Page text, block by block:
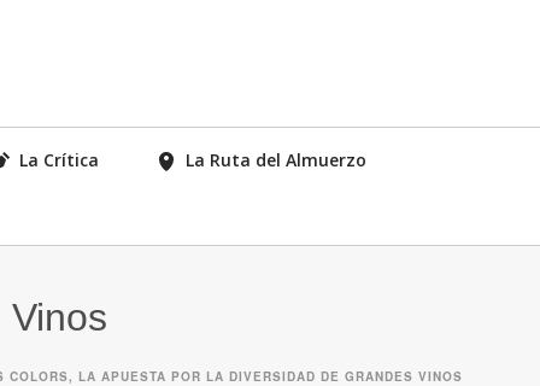
La Crítica La Ruta del Almuerzo
LA APUESTA POR LA DIVERSIDAD DE GRANDES VINOS